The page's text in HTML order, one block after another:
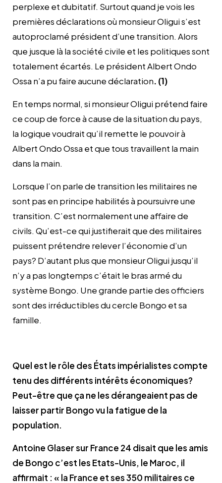
perplexe et dubitatif. Surtout quand je vois les
premières déclarations où monsieur Oligui s’est
autoproclamé président d’une transition. Alors
que jusque là la société civile et les politiques sont
totalement écartés. Le président Albert Ondo
Ossa n’a pu faire aucune déclaration. (1)
En temps normal, si monsieur Oligui prétend faire
ce coup de force à cause de la situation du pays,
la logique voudrait qu’il remette le pouvoir à
Albert Ondo Ossa et que tous travaillent la main
dans la main.
Lorsque l’on parle de transition les militaires ne
sont pas en principe habilités à poursuivre une
transition. C’est normalement une affaire de
civils. Qu’est-ce qui justifierait que des militaires
puissent prétendre relever l’économie d’un
pays? D’autant plus que monsieur Oligui jusqu’il
n’y a pas longtemps c’était le bras armé du
système Bongo. Une grande partie des officiers
sont des irréductibles du cercle Bongo et sa
famille.
Quel est le rôle des États impérialistes compte
tenu des différents intérêts économiques?
Peut-être que ça ne les dérangeaient pas de
laisser partir Bongo vu la fatigue de la
population.
Antoine Glaser sur France 24 disait que les amis
de Bongo c’est les Etats-Unis, le Maroc, il
affirmait : « la France et ses 350 militaires ce